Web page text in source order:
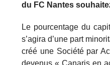
du FC Nantes
Le pourcentage du
s’agira d’une part
créé une Société par
devenus « Canaris en